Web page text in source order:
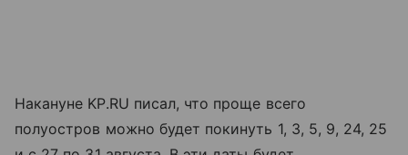
Накануне KP.RU писал, что проще всего
полуостров можно будет покинуть 1, 3, 5, 9, 24, 25